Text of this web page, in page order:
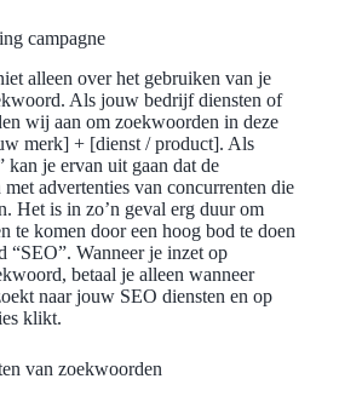
campagne
alleen over het gebruiken van je
Als jouw bedrijf diensten of
wij aan om zoekwoorden in deze
merk] + [dienst / product]. Als
kan je ervan uit gaan dat de
advertenties van concurrenten die
Het is in zo’n geval erg duur om
te komen door een hoog bod te doen
“SEO”. Wanneer je inzet op
betaal je alleen wanneer
naar jouw SEO diensten en op
klikt.
van zoekwoorden